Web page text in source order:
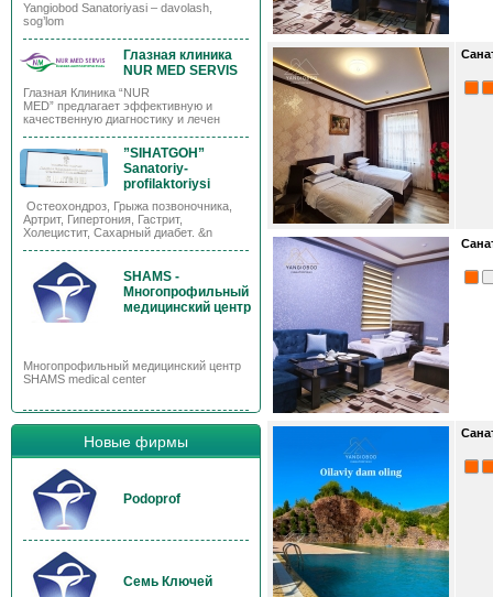
Yangiobod Sanatoriyasi – davolash,
sog’lom
Глазная клиника
NUR MED SERVIS
Глазная Клиника “NUR
MED” предлагает эффективную и
качественную диагностику и лечен
”SIHATGOH”
Sanatoriy-
profilaktoriysi
Остеохондроз, Грыжа позвоночника,
Артрит, Гипертония, Гастрит,
Холецистит, Сахарный диабет. &n
SHAMS -
Многопрофильный
медицинский центр
Многопрофильный медицинский центр
SHAMS medical center
Новые фирмы
Podoprof
Семь Ключей